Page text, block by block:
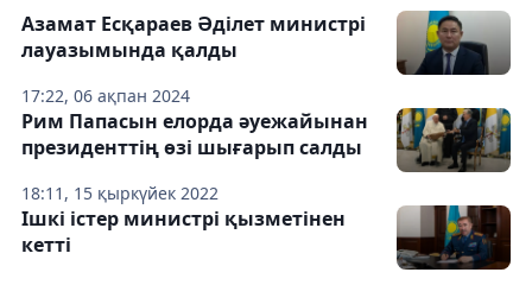
17:22, 06 ақпан 2024
Азамат Есқараев Әділет министрі
лауазымында қалды
18:11, 15 қыркүйек 2022
Рим Папасын елорда әуежайынан
президенттің өзі шығарып салды
Ішкі істер министрі қызметінен
кетті